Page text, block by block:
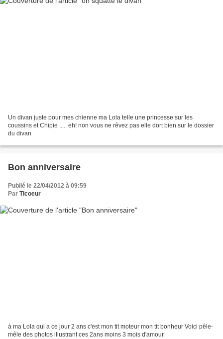
Un divan juste pour mes chienne ma Lola telle une princesse sur les
coussins et Chipie ..... eh! non vous ne rêvez pas elle dort bien sur le dossier
du divan
Bon anniversaire
Publié le 22/04/2012 à 09:59
Par Ticoeur
à ma Lola qui a ce jour 2 ans c'est mon tit moteur mon tit bonheur Voici pêle-
mêle des photos illustrant ces 2ans moins 3 mois d'amour